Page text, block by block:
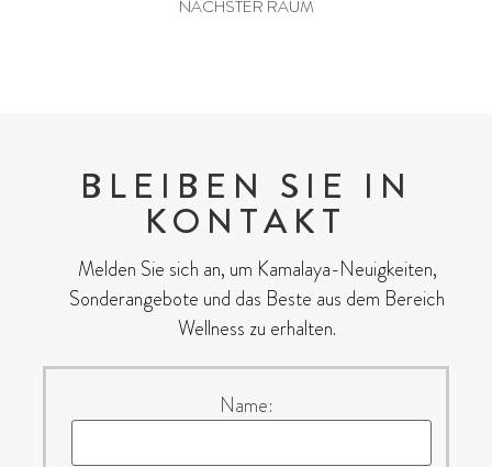
NÄCHSTER RAUM
BLEIBEN SIE IN
KONTAKT
Melden Sie sich an, um Kamalaya-Neuigkeiten,
Sonderangebote und das Beste aus dem Bereich
Wellness zu erhalten.
Name: